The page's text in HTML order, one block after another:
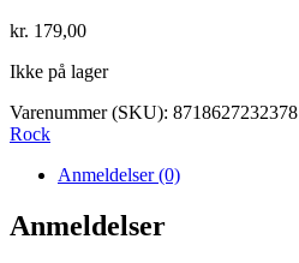
kr. 179,00
Ikke på lager
Varenummer (SKU): 8718627232378
Rock
Anmeldelser (0)
Anmeldelser